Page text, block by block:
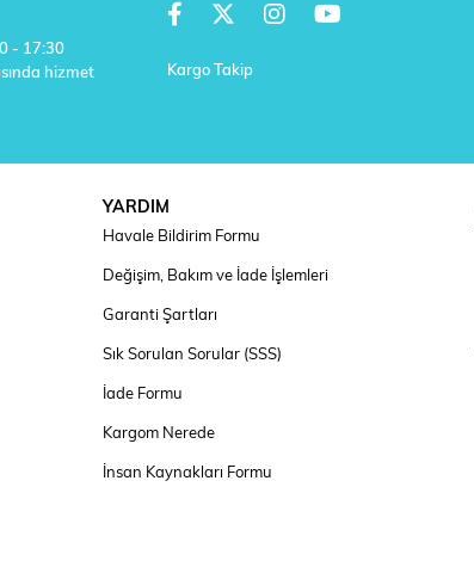
- 17:30
hizmet
Kargo Takip
YARDIM
Havale Bildirim Formu
Değişim, Bakım ve İade İşlemleri
Garanti Şartları
Sık Sorulan Sorular (SSS)
İade Formu
Kargom Nerede
İnsan Kaynakları Formu